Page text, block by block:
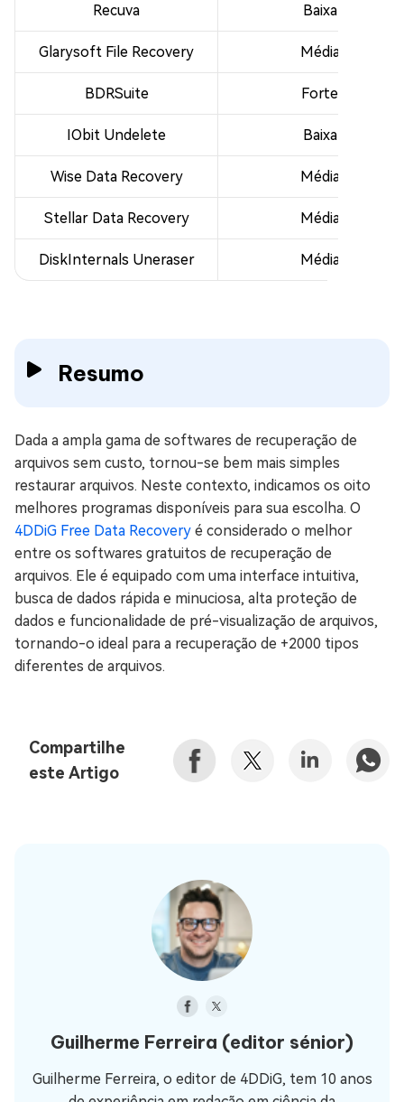
Recuva Baixa
Glarysoft File Recovery Média
BDRSuite Forte
IObit Undelete Baixa
Wise Data Recovery Média
Stellar Data Recovery Média
DiskInternals Uneraser Média
Resumo
Dada a ampla gama de softwares de recuperação de
arquivos sem custo, tornou-se bem mais simples
restaurar arquivos. Neste contexto, indicamos os oito
melhores programas disponíveis para sua escolha. O
4DDiG Free Data Recovery é considerado o melhor
entre os softwares gratuitos de recuperação de
arquivos. Ele é equipado com uma interface intuitiva,
busca de dados rápida e minuciosa, alta proteção de
dados e funcionalidade de pré-visualização de arquivos,
tornando-o ideal para a recuperação de +2000 tipos
diferentes de arquivos.
Compartilhe
este Artigo
Guilherme Ferreira (editor sénior)
Guilherme Ferreira, o editor de 4DDiG, tem 10 anos